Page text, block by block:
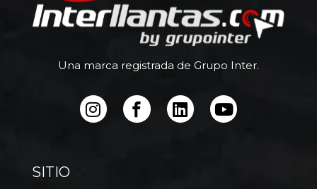
Una marca registrada de Grupo Inter.
SITIO